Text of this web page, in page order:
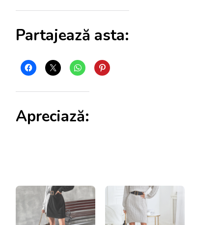
Partajează asta:
Apreciază: